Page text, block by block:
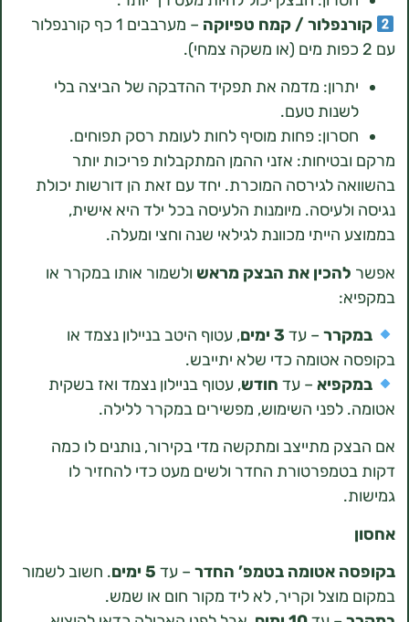
/ קמח טפיוקה
– מערבבים 1 כף קורנפלור
מדמה את תפקיד ההדבקה של הביצה בלי
טעם.
פחות מוסיף לחות לעומת רסק תפוחים.
אזני ההמן המתקבלות פריכות יותר
לגירסה המוכרת. יחד עם זאת הן דורשות יכולת
מיומנות הלעיסה בכל ילד היא אישית,
מכוונת לגילאי שנה וחצי ומעלה.
את הבצק מראשולשמור אותו במקרר או
– עד3 ימים
, עטוף היטב בניילון נצמד או
אטומה כדי שלא יתייבש.
– עדחודש , עטוף בניילון נצמד ואז בשקית
השימוש, מפשירים במקרר ללילה.
מתייצב ומתקשה מדי בקירור, נותנים לו כמה
החדר ולשים מעט כדי להחזיר לו
אטומה בטמפ’ החדר– עד5 ימים
. חשוב לשמור
וקריר, לא ליד מקור חום או שמש.